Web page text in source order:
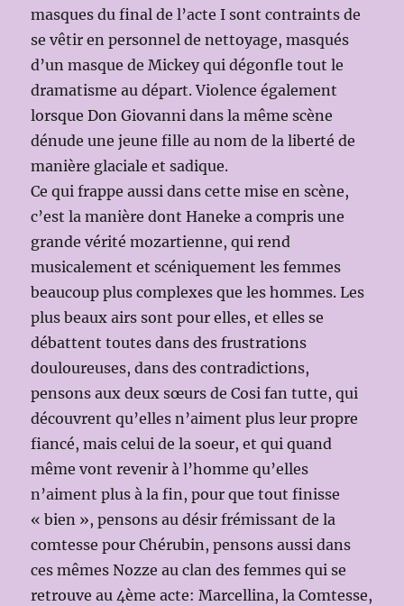
masques du final de l’acte I sont contraints de
se vêtir en personnel de nettoyage, masqués
d’un masque de Mickey qui dégonfle tout le
dramatisme au départ. Violence également
lorsque Don Giovanni dans la même scène
dénude une jeune fille au nom de la liberté de
manière glaciale et sadique.
Ce qui frappe aussi dans cette mise en scène,
c’est la manière dont Haneke a compris une
grande vérité mozartienne, qui rend
musicalement et scéniquement les femmes
beaucoup plus complexes que les hommes. Les
plus beaux airs sont pour elles, et elles se
débattent toutes dans des frustrations
douloureuses, dans des contradictions,
pensons aux deux sœurs de Cosi fan tutte, qui
découvrent qu’elles n’aiment plus leur propre
fiancé, mais celui de la soeur, et qui quand
même vont revenir à l’homme qu’elles
n’aiment plus à la fin, pour que tout finisse
« bien », pensons au désir frémissant de la
comtesse pour Chérubin, pensons aussi dans
ces mêmes Nozze au clan des femmes qui se
retrouve au 4ème acte: Marcellina, la Comtesse,